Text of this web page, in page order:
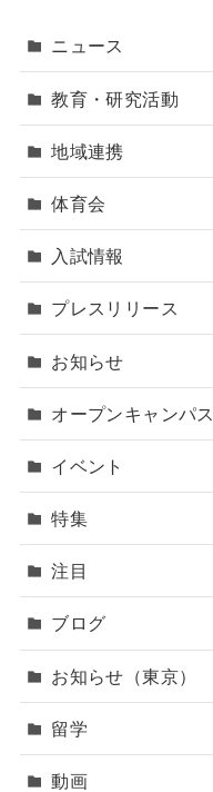
ニュース
教育・研究活動
地域連携
体育会
入試情報
プレスリリース
お知らせ
オープンキャンパス
イベント
特集
注目
ブログ
お知らせ（東京）
留学
動画